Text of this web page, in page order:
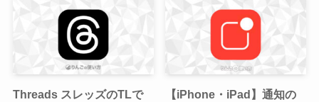
Threads スレッズのTLで
【iPhone・iPad】通知の